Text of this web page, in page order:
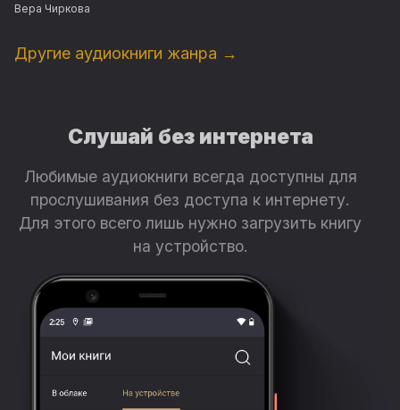
Вера Чиркова
Другие аудиокниги жанра →
Слушай без интернета
Любимые аудиокниги всегда доступны для
прослушивания без доступа к интернету.
Для этого всего лишь нужно загрузить книгу
на устройство.